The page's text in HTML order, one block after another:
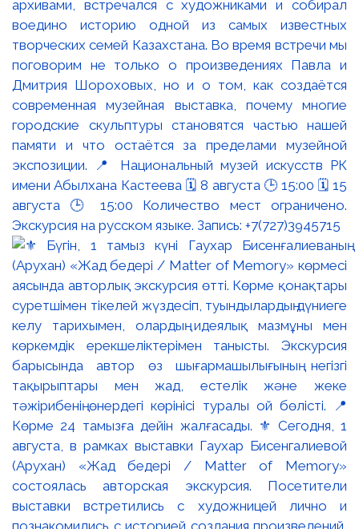
архивами, встречался с художниками и собирал
воедино историю одной из самых известных
творческих семей Казахстана. Во время встречи мы
поговорим не только о произведениях Павла и
Дмитрия Шороховых, но и о том, как создаётся
современная музейная выставка, почему многие
городские скульптуры становятся частью нашей
памяти и что остаётся за пределами музейной
экспозиции. 📍 Национальный музей искусств РК
имени Абылхана Кастеева 🗓 8 августа 🕒 15:00 🗓 15
августа 🕒 15:00 Количество мест ограничено.
Экскурсия на русском языке. Запись: +7(727)3945715